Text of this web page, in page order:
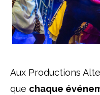
Aux Productions
que chaque